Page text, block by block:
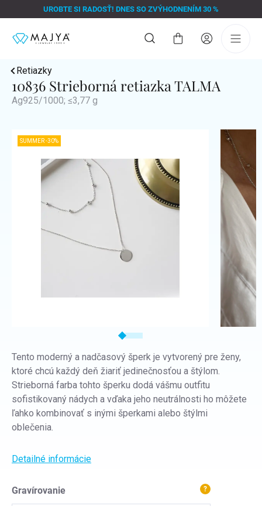
na
UROBTE SI RADOSŤ! DNES SO ZVÝHODNENÍM 30 %
Nákupný
Retiazky
10836 Strieborná retiazka TALMA
Ag925/1000; ≤3,77 g
SUMMER -30%
Gravírovanie ?
Tento moderný a nadčasový šperk je vytvorený pre ženy,
ktoré chcú každý deň žiariť jedinečnosťou a štýlom.
Strieborná farba tohto šperku dodá vášmu outfitu
sofistikovaný nádych a vďaka jeho neutrálnosti ho môžete
ľahko kombinovať s inými šperkami alebo štýlmi
oblečenia.
Detailné informácie